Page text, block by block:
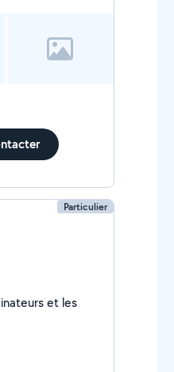
Particulier
et les